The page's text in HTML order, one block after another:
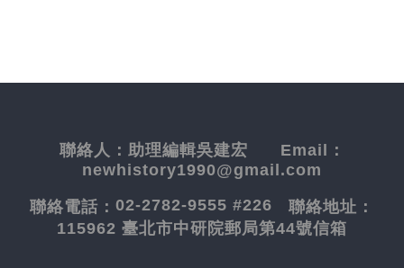
聯絡人： 助理編輯吳建宏 Email：
newhistory1990@gmail.com
聯絡電話： 02-2782-9555 #226 聯絡地址：
115962 臺北市中研院郵局第44號信箱